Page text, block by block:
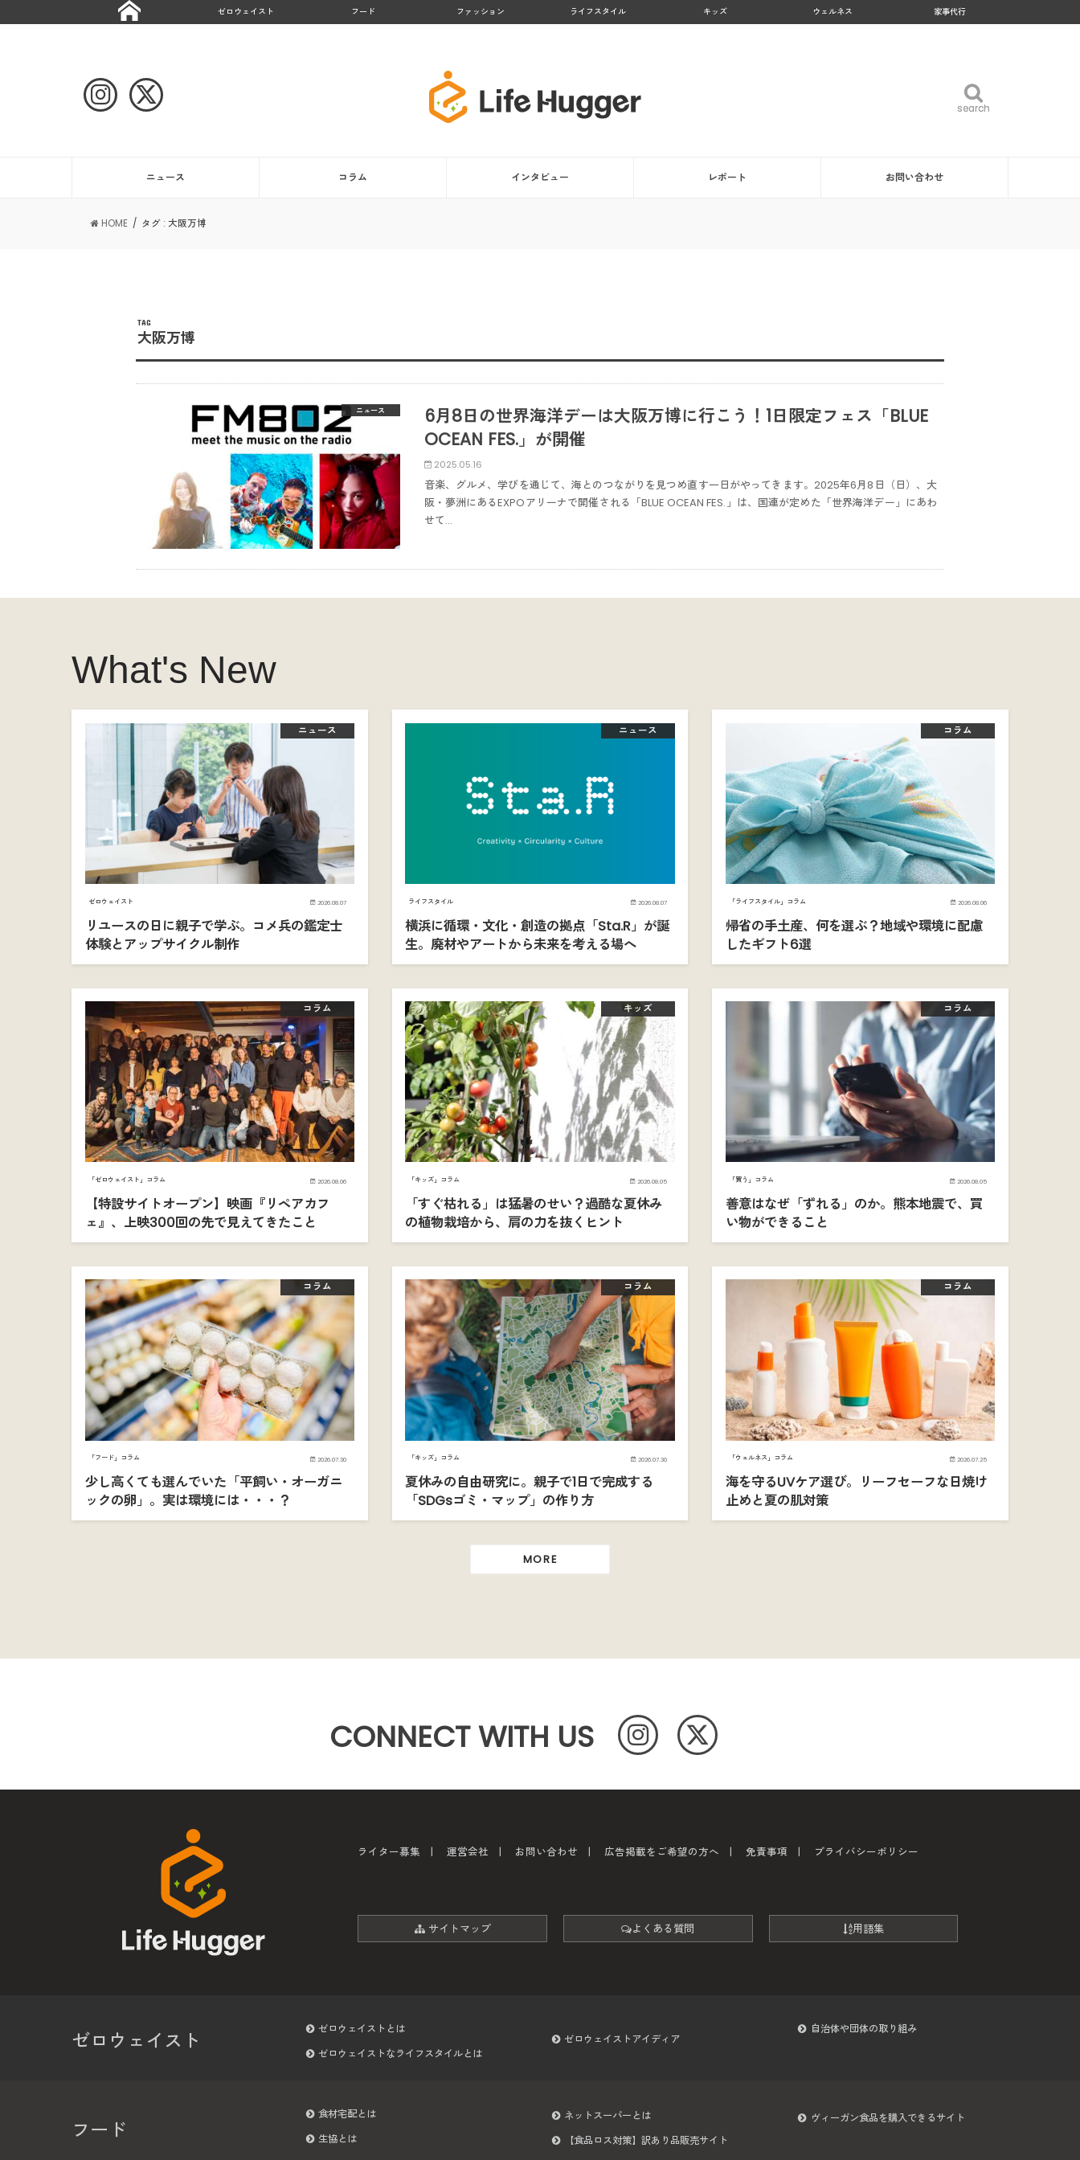
ゼロウェイスト フード ファッション ライフスタイル キッズ ウェルネス 家事代行
search
search
ニュース コラム インタビュー レポート お問い合わせ
HOME タグ : 大阪万博
TAG
大阪万博
ニュース
6月8日の世界海洋デーは大阪万博に行こう！1日限定フェス「BLUE
OCEAN FES.」が開催
2025.05.16
音楽、グルメ、学びを通じて、海とのつながりを見つめ直す一日がやってきます。2025年6月8日（日）、大
阪・夢洲にあるEXPOアリーナで開催される「BLUE OCEAN FES.」は、国連が定めた「世界海洋デー」にあわ
せて…
What's New
ニュース
ゼロウェイスト 2026.08.07
リユースの日に親子で学ぶ。コメ兵の鑑定士
体験とアップサイクル制作
ニュース
ライフスタイル 2026.08.07
横浜に循環・文化・創造の拠点「Sta.R」が誕
生。廃材やアートから未来を考える場へ
コラム
「ライフスタイル」コラム 2026.08.06
帰省の手土産、何を選ぶ？地域や環境に配慮
したギフト6選
コラム
「ゼロウェイスト」コラム 2026.08.06
【特設サイトオープン】映画『リペアカフ
ェ』、上映300回の先で見えてきたこと
キッズ
「キッズ」コラム 2026.08.05
「すぐ枯れる」は猛暑のせい？過酷な夏休み
の植物栽培から、肩の力を抜くヒント
コラム
「買う」コラム 2026.08.05
善意はなぜ「ずれる」のか。熊本地震で、買
い物ができること
コラム
「フード」コラム 2026.07.30
少し高くても選んでいた「平飼い・オーガニ
ックの卵」。実は環境には・・・？
コラム
「キッズ」コラム 2026.07.30
夏休みの自由研究に。親子で1日で完成する
「SDGsゴミ・マップ」の作り方
コラム
「ウェルネス」コラム 2026.07.25
海を守るUVケア選び。リーフセーフな日焼け
止めと夏の肌対策
MORE
CONNECT WITH US
ライター募集 運営会社 お問い合わせ 広告掲載をご希望の方へ 免責事項 プライバシーポリシー
サイトマップ よくある質問 用語集
ゼロウェイスト
ゼロウェイストとは
ゼロウェイストなライフスタイルとは
ゼロウェイストアイディア
自治体や団体の取り組み
フード
食材宅配とは
生協とは
ネットスーパーとは
【食品ロス対策】訳あり品販売サイト
ヴィーガン食品を購入できるサイト